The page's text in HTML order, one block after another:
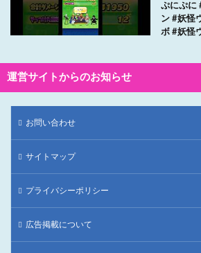
ぷにぷに
ン #妖怪
ボ #妖怪
運営サイトからのお知らせ
お問い合わせ
サイトマップ
プライバシーポリシー
広告掲載について